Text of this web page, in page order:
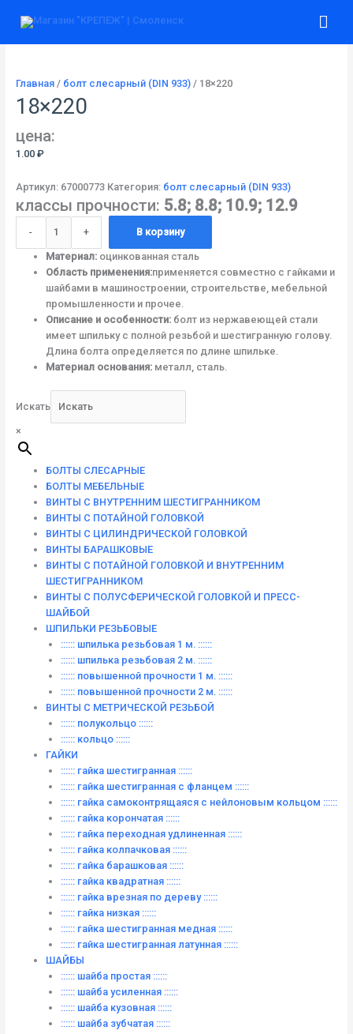
Главная/ болт слесарный (DIN 933)/ 18×220
18×220
цена:
1.00 ₽
Артикул: 67000773 Категория: болт слесарный (DIN 933)
классы прочности: 5.8; 8.8; 10.9; 12.9
-
товара
+ В корзину
Материал:оцинкованная сталь
Область применения:применяется совместно с гайками и
шайбами в машиностроении, строительстве, мебельной
промышленности и прочее.
Описание и особенности:болт из нержавеющей стали
имеет шпильку с полной резьбой и шестигранную голову.
Длина болта определяется по длине шпильке.
Материал основания:металл, сталь.
Искать
×
БОЛТЫ СЛЕСАРНЫЕ
БОЛТЫ МЕБЕЛЬНЫЕ
ВИНТЫ С ВНУТРЕННИМ ШЕСТИГРАННИКОМ
ВИНТЫ С ПОТАЙНОЙ ГОЛОВКОЙ
ВИНТЫ С ЦИЛИНДРИЧЕСКОЙ ГОЛОВКОЙ
ВИНТЫ БАРАШКОВЫЕ
ВИНТЫ С ПОТАЙНОЙ ГОЛОВКОЙ И ВНУТРЕННИМ
ШЕСТИГРАННИКОМ
ВИНТЫ С ПОЛУСФЕРИЧЕСКОЙ ГОЛОВКОЙ И ПРЕСС-
ШАЙБОЙ
ШПИЛЬКИ РЕЗЬБОВЫЕ
:::::: шпилька резьбовая 1 м. ::::::
:::::: шпилька резьбовая 2 м. ::::::
:::::: повышенной прочности 1 м. ::::::
:::::: повышенной прочности 2 м. ::::::
ВИНТЫ C МЕТРИЧЕСКОЙ РЕЗЬБОЙ
:::::: полукольцо ::::::
:::::: кольцо ::::::
ГАЙКИ
:::::: гайка шестигранная ::::::
:::::: гайка шестигранная с фланцем ::::::
:::::: гайка самоконтрящаяся с нейлоновым кольцом ::::::
:::::: гайка корончатая ::::::
:::::: гайка переходная удлиненная ::::::
:::::: гайка колпачковая ::::::
:::::: гайка барашковая ::::::
:::::: гайка квадратная ::::::
:::::: гайка врезная по дереву ::::::
:::::: гайка низкая ::::::
:::::: гайка шестигранная медная ::::::
:::::: гайка шестигранная латунная ::::::
ШАЙБЫ
:::::: шайба простая ::::::
:::::: шайба усиленная ::::::
:::::: шайба кузовная ::::::
:::::: шайба зубчатая ::::::